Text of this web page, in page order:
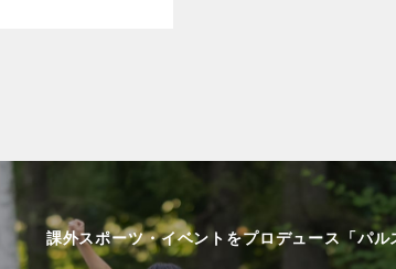
課外スポーツ・イベントをプロデュース「パ